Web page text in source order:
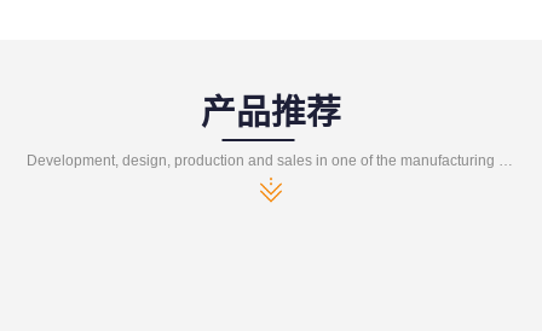
产品推荐
Development, design, production and sales in one of the manufacturing enterprises